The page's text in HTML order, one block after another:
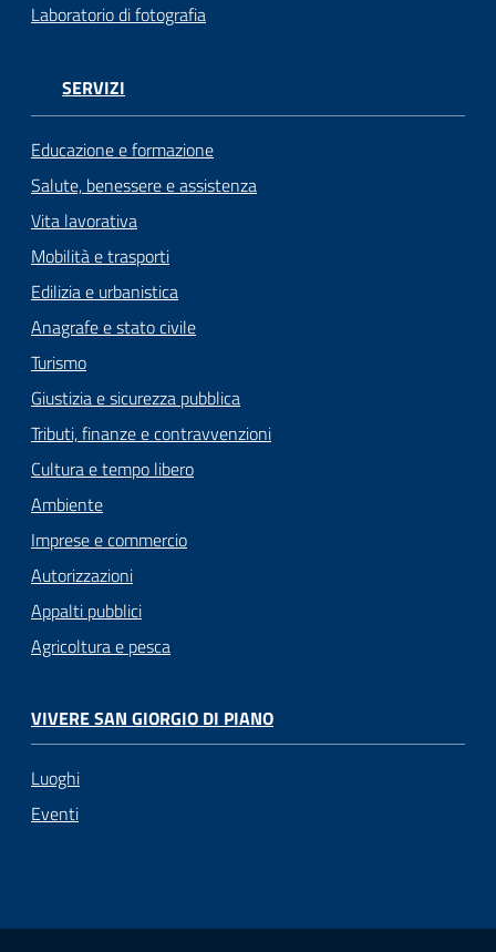
Laboratorio di fotografia
SERVIZI
Educazione e formazione
Salute, benessere e assistenza
Vita lavorativa
Mobilità e trasporti
Edilizia e urbanistica
Anagrafe e stato civile
Turismo
Giustizia e sicurezza pubblica
Tributi, finanze e contravvenzioni
Cultura e tempo libero
Ambiente
Imprese e commercio
Autorizzazioni
Appalti pubblici
Agricoltura e pesca
VIVERE SAN GIORGIO DI PIANO
Luoghi
Eventi